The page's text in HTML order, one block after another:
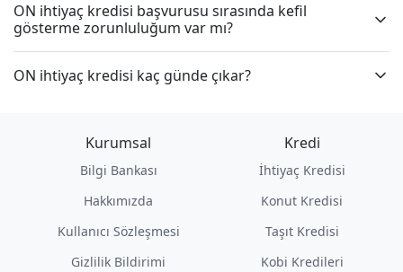
ON ihtiyaç kredisi başvurusu sırasında kefil
gösterme zorunluluğum var mı?
ON ihtiyaç kredisi kaç günde çıkar?
Kurumsal
Bilgi Bankası
Hakkımızda
Kullanıcı Sözleşmesi
Gizlilik Bildirimi
Kredi
İhtiyaç Kredisi
Konut Kredisi
Taşıt Kredisi
Kobi Kredileri